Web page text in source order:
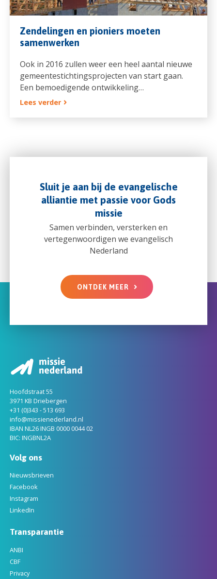
Zendelingen en pioniers moeten
samenwerken
Ook in 2016 zullen weer een heel aantal nieuwe
gemeentestichtingsprojecten van start gaan.
Een bemoedigende ontwikkeling…
Lees verder
Sluit je aan bij de evangelische
alliantie met passie voor Gods
missie
Samen verbinden, versterken en
vertegenwoordigen we evangelisch
Nederland
ONTDEK MEER
Hoofdstraat 55
3971 KB Driebergen
+31 (0)343 - 513 693
info@missienederland.nl
IBAN NL26 INGB 0000 0044 02
BIC: INGBNL2A
Volg ons
Nieuwsbrieven
Facebook
Instagram
LinkedIn
Transparantie
ANBI
CBF
Privacy